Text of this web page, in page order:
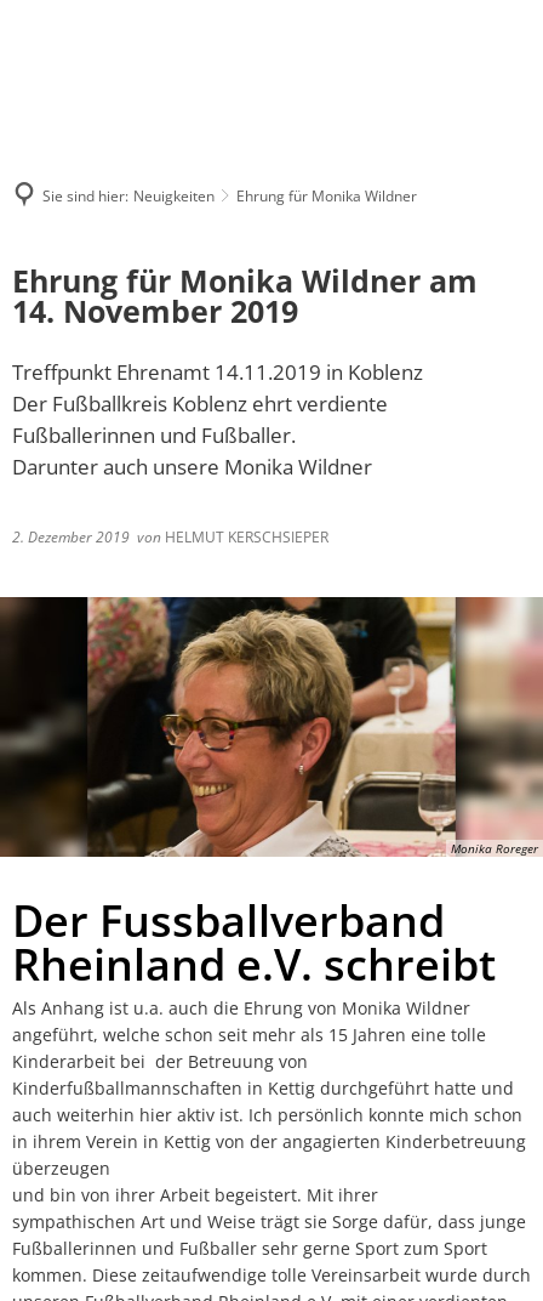
Mixed Dance für Erwachsene ab ca. 18
Line Dance
TRIBAL DANCE BASIS
Clubhaus
Sie sind hier: Neuigkeiten Ehrung für Monika Wildner
Ehrung für Monika Wildner am
14. November 2019
Treffpunkt Ehrenamt 14.11.2019 in Koblenz
Der Fußballkreis Koblenz ehrt verdiente
Fußballerinnen und Fußballer.
Darunter auch unsere Monika Wildner
2. Dezember 2019 von HELMUT KERSCHSIEPER
Monika Roreger
Der Fussballverband
Rheinland e.V. schreibt
Als Anhang ist u.a. auch die Ehrung von Monika Wildner
angeführt, welche schon seit mehr als 15 Jahren eine tolle
Kinderarbeit bei der Betreuung von
Kinderfußballmannschaften in Kettig durchgeführt hatte und
auch weiterhin hier aktiv ist. Ich persönlich konnte mich schon
in ihrem Verein in Kettig von der angagierten Kinderbetreuung
überzeugen
und bin von ihrer Arbeit begeistert. Mit ihrer
sympathischen Art und Weise trägt sie Sorge dafür, dass junge
Fußballerinnen und Fußballer sehr gerne Sport zum Sport
kommen. Diese zeitaufwendige tolle Vereinsarbeit wurde durch